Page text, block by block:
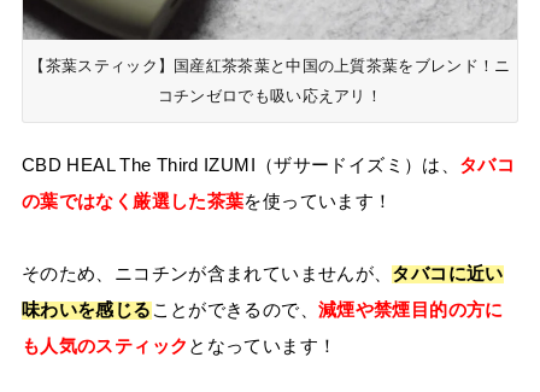
【茶葉スティック】国産紅茶茶葉と中国の上質茶葉をブレンド！ニ
コチンゼロでも吸い応えアリ！
CBD HEAL The Third IZUMI（ザサードイズミ）は、 タバコ
の葉ではなく厳選した茶葉を使っています！
そのため、ニコチンが含まれていませんが、 タバコに近い
味わいを感じる ことができるので、 減煙や禁煙目的の方に
も人気のスティック となっています！